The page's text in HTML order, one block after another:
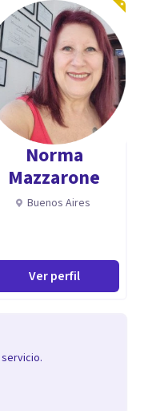
que residen en
psicológico sea
Norma
Mazzarone
Buenos Aires
Ver perfil